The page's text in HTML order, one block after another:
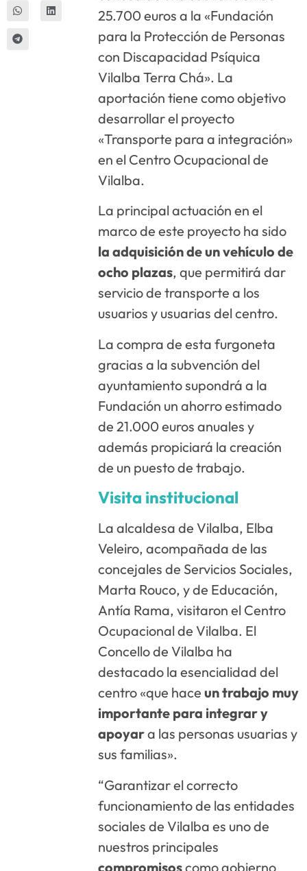
25.700 euros a la «Fundación
para la Protección de Personas
con Discapacidad Psíquica
Vilalba Terra Chá». La
aportación tiene como objetivo
desarrollar el proyecto
«Transporte para a integración»
en el Centro Ocupacional de
Vilalba.
La principal actuación en el
marco de este proyecto ha sido
la adquisición de un vehículo de
ocho plazas, que permitirá dar
servicio de transporte a los
usuarios y usuarias del centro.
La compra de esta furgoneta
gracias a la subvención del
ayuntamiento supondrá a la
Fundación un ahorro estimado
de 21.000 euros anuales y
además propiciará la creación
de un puesto de trabajo.
Visita institucional
La alcaldesa de Vilalba, Elba
Veleiro, acompañada de las
concejales de Servicios Sociales,
Marta Rouco, y de Educación,
Antía Rama, visitaron el Centro
Ocupacional de Vilalba. El
Concello de Vilalba ha
destacado la esencialidad del
centro «que haceun trabajo muy
importante para integrar y
apoyara las personas usuarias y
sus familias».
“Garantizar el correcto
funcionamiento de las entidades
sociales de Vilalba es uno de
nuestros principales
compromisoscomo gobierno